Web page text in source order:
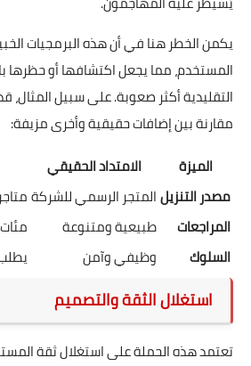
يكمن الخطر هنا في أن هذه البرمجيات
المستخدم، مما يجعل اكتشافها أو حظرها
التقليدية أكثر صعوبة. على سبيل المثال،
مقارنة بين إضافات حقيقية وأخرى مزيفة:
الميزة
الامتداد الحقيقي
مصدر التنزيلالمتجر الرسمي للشركة
المراجعات
طبيعية ومتنوعة
السلوك
وظيفي وآمن
استغلال الثقة والتصميم
تعتمد هذه الحملة على استغلال ثقة